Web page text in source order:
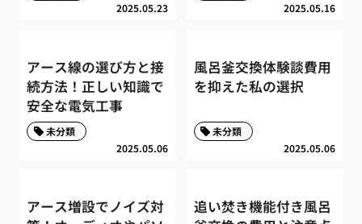
2025.05.23 2025.05.16
アース線の選び方と接
続方法！正しい知識で
安全な電気工事
2025.05.06
未分類
風呂釜交換体験談費用
を抑えた私の選択
2025.05.06
未分類
アース増設でノイズ対
追い焚き機能付き風呂